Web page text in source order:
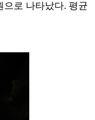
으로 나타났다. 평균